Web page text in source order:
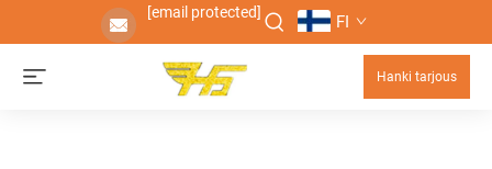
[email protected] FI
Hanki tarjous